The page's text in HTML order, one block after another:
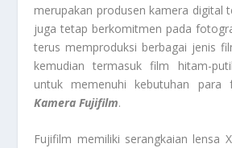
merupakan produsen kamera digital
juga tetap berkomitmen pada
terus memproduksi berbagai jenis
kemudian termasuk film hitam-
untuk memenuhi kebutuhan para
Kamera Fujifilm.
Fujifilm memiliki serangkaian lensa